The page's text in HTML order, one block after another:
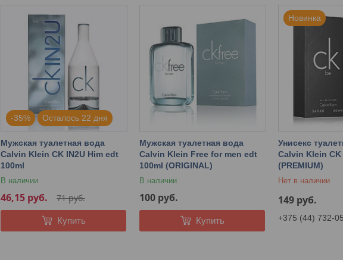
-35% Осталось 22 дня
Мужская туалетная вода
Calvin Klein CK IN2U Him edt
100ml
В наличии
71руб.
46,15 руб.
Купить
Мужская туалетная вода
Calvin Klein Free for men edt
100ml (ORIGINAL)
В наличии
100 руб.
Купить
Новинка
Унисекс
Calvin Klein CK
(PREMIUM)
Нет в наличии
149 руб.
+375 (44) 732-